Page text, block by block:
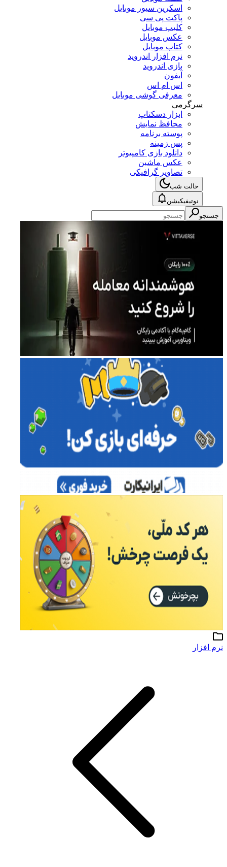
اسکرین سیور موبایل
پاکت پی سی
کلیپ موبایل
عکس موبایل
کتاب موبایل
نرم افزار اندروید
بازی اندروید
آیفون
اس ام اس
معرفی گوشی موبایل
سرگرمی
ابزار دسکتاپ
محافظ نمایش
پوسته برنامه
پس زمینه
دانلود بازی کامپیوتر
عکس ماشین
تصاویر گرافیکی
حالت شب
نوتیفیکیشن
جستجو
نرم افزار